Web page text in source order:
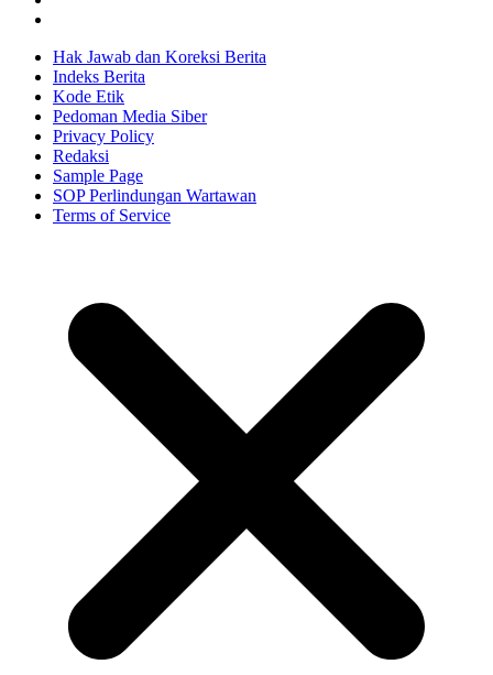
Hak Jawab dan Koreksi Berita
Indeks Berita
Kode Etik
Pedoman Media Siber
Privacy Policy
Redaksi
Sample Page
SOP Perlindungan Wartawan
Terms of Service